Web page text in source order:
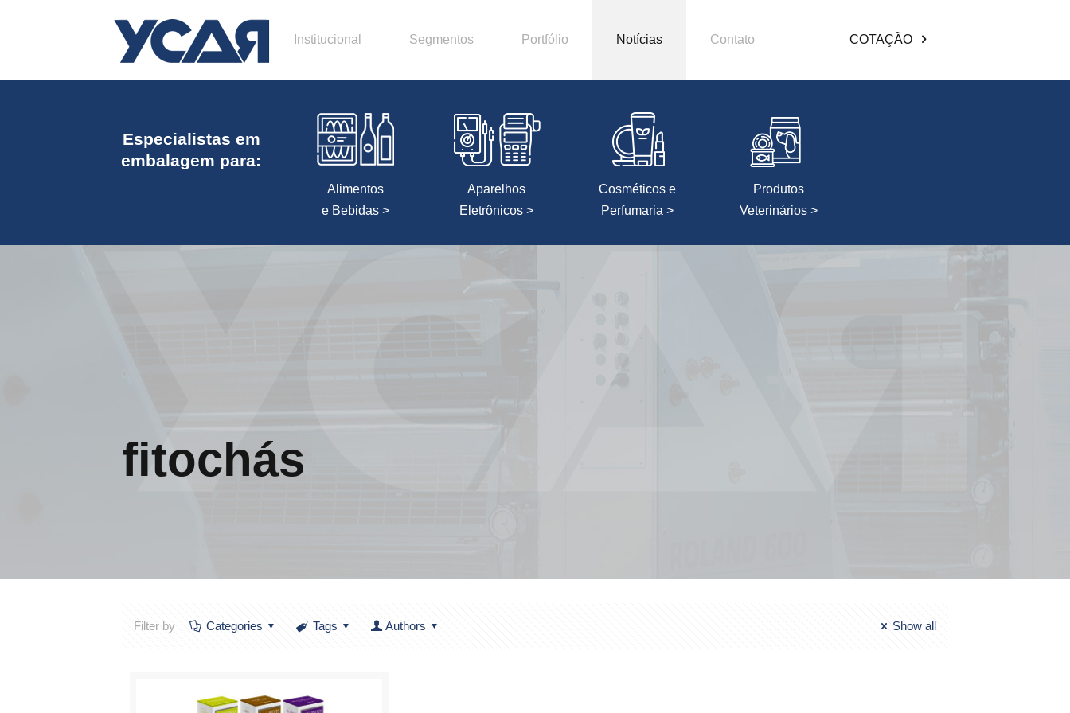
Institucional Segmentos Portfólio Notícias Contato COTAÇÃO
Especialistas em
embalagem para:
Alimentos
e Bebidas >
Aparelhos
Eletrônicos >
Cosméticos e
Perfumaria >
Produtos
Veterinários >
fitochás
Filter by Categories Tags Authors Show all